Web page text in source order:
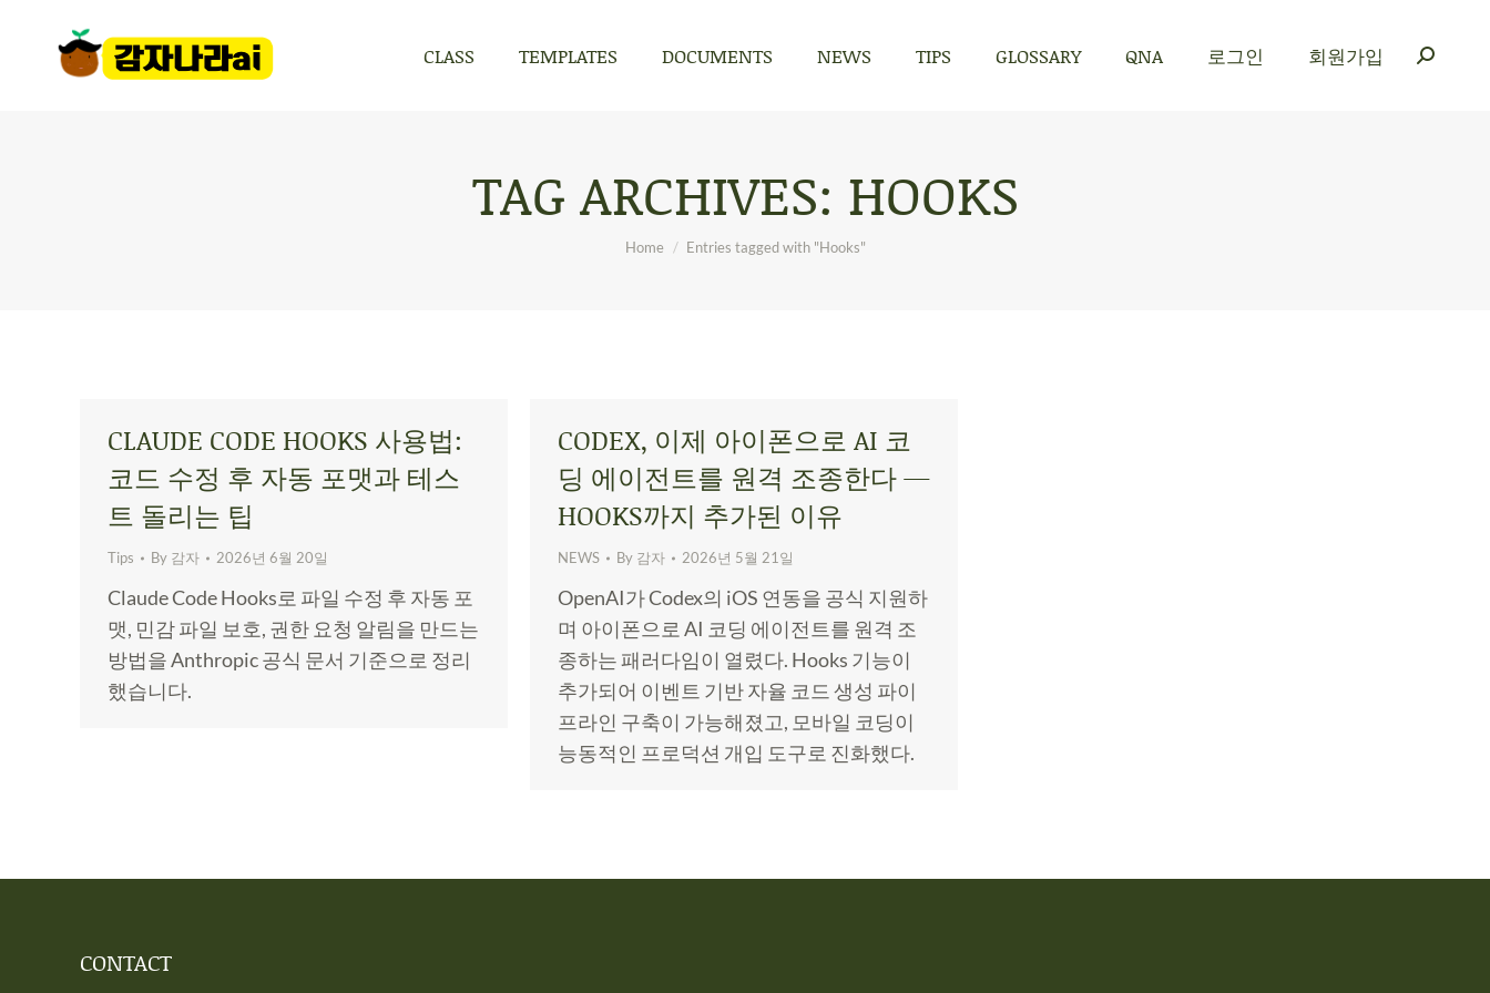
CLASS TEMPLATES DOCUMENTS NEWS TIPS GLOSSARY QNA 로그인 회원가입
TAG ARCHIVES: HOOKS
You are here:
Home Entries tagged with "Hooks"
CLAUDE CODE HOOKS 사용법:
코드 수정 후 자동 포맷과 테스
트 돌리는 팁
Tips By 감자 2026년 6월 20일
Claude Code Hooks로 파일 수정 후 자동 포
맷, 민감 파일 보호, 권한 요청 알림을 만드는
방법을 Anthropic 공식 문서 기준으로 정리
했습니다.
CODEX, 이제 아이폰으로 AI 코
딩 에이전트를 원격 조종한다 —
HOOKS까지 추가된 이유
NEWS By 감자 2026년 5월 21일
OpenAI가 Codex의 iOS 연동을 공식 지원하
며 아이폰으로 AI 코딩 에이전트를 원격 조
종하는 패러다임이 열렸다. Hooks 기능이
추가되어 이벤트 기반 자율 코드 생성 파이
프라인 구축이 가능해졌고, 모바일 코딩이
능동적인 프로덕션 개입 도구로 진화했다.
CONTACT
로그인 회원가입